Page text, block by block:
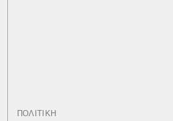
ΠΟΛΙΤΙΚΗ